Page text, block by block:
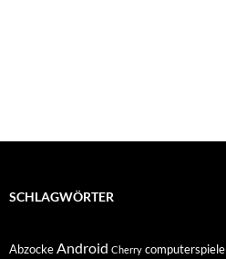
SCHLAGWÖRTER
AbzockeAndroid Cherry computerspiele